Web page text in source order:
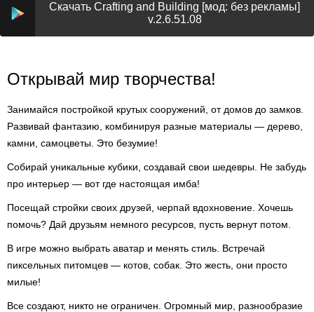
Скачать Crafting and Building [мод: без рекламы]
v.2.6.51.08
Открывай мир творчества!
Занимайся постройкой крутых сооружений, от домов до замков.
Развивай фантазию, комбинируя разные материалы — дерево,
камни, самоцветы. Это безумие!
Собирай уникальные кубики, создавай свои шедевры. Не забудь
про интерьер — вот где настоящая имба!
Посещай стройки своих друзей, черпай вдохновение. Хочешь
помочь? Дай друзьям немного ресурсов, пусть вернут потом.
В игре можно выбрать аватар и менять стиль. Встречай
пиксельных питомцев — котов, собак. Это жесть, они просто
милые!
Все создают, никто не ограничен. Огромный мир, разнообразие